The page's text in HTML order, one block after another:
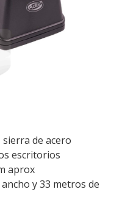
de acero
escritorios
aprox
y 33 metros de